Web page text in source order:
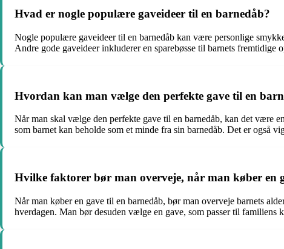
Hvad er nogle populære gaveideer til en barnedåb?
Nogle populære gaveideer til en barnedåb kan være personlige
Andre gode gaveideer inkluderer en sparebøsse til barnets fremtidige
Hvordan kan man vælge den perfekte gave til en
Når man skal vælge den perfekte gave til en barnedåb, kan det være
som barnet kan beholde som et minde fra sin barnedåb. Det er også
Hvilke faktorer bør man overveje, når man køber en
Når man køber en gave til en barnedåb, bør man overveje barnets
hverdagen. Man bør desuden vælge en gave, som passer til